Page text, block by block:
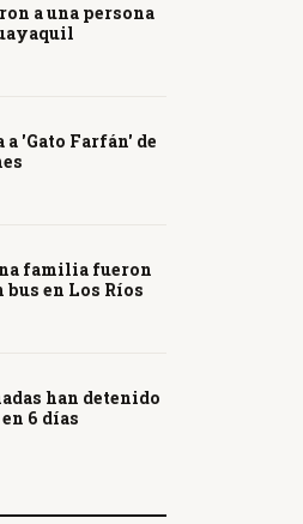
a una persona
'Gato Farfán' de
familia fueron
bus en Los Ríos
han detenido
6 días